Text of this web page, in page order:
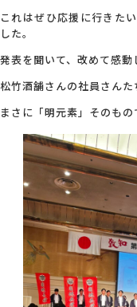
これはぜひ応援に行きた
した。
発表を聞いて、改めて感動
松竹酒舗さんの社員さんた
まさに「明元素」そのもの